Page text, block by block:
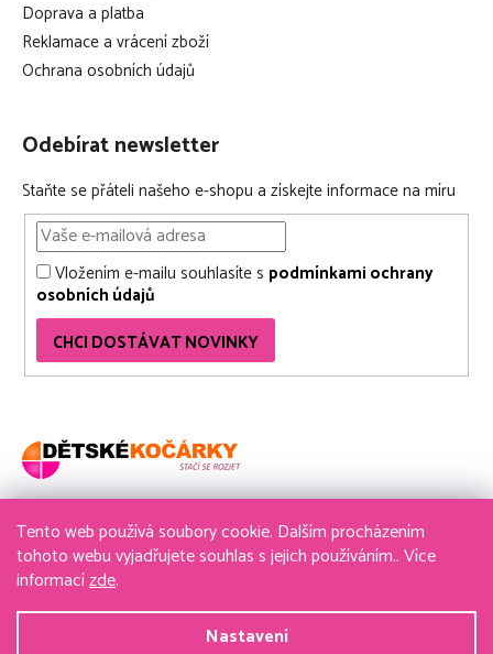
Tento web používá soubory cookie. Dalším procházením
tohoto webu vyjadřujete souhlas s jejich používáním.. Více
informacízde.
Nastavení
Doprava a platba
Reklamace a vrácení zboží
Ochrana osobních údajů
Odebírat newsletter
Staňte se přáteli našeho e-shopu a získejte informace na míru
Vložením e-mailu souhlasíte s podmínkami ochrany
osobních údajů
CHCI DOSTÁVAT NOVINKY
736 611 204